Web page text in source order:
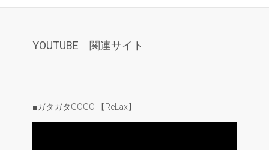
YOUTUBE 関連サイト
■ガタガタGOGO 【ReLax】